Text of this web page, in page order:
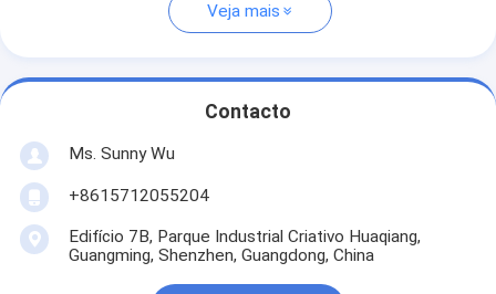
Veja mais
Contacto
Ms. Sunny Wu
+8615712055204
Edifício 7B, Parque Industrial Criativo Huaqiang,
Guangming, Shenzhen, Guangdong, China